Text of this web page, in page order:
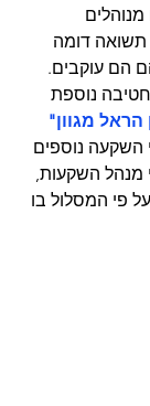
מנוהלים
דומה
הם עוקבים.
נוספת
הראל מגוון"
11 מסלולי השקעה נוספים
מנהל השקעות,
פי המסלול בו